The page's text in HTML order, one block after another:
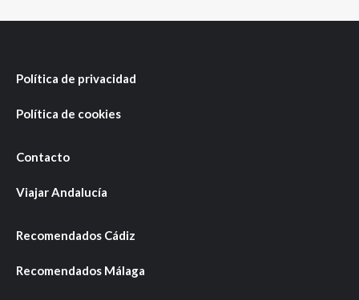
Política de privacidad
Política de cookies
Contacto
Viajar Andalucía
Recomendados Cádiz
Recomendados Málaga